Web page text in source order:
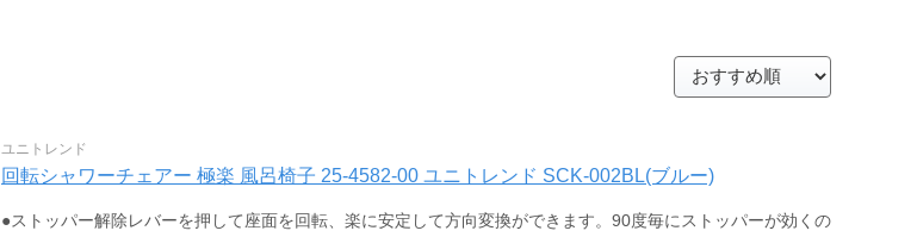
ユニトレンド
回転シャワーチェアー 極楽 風呂椅子 25-4582-00 ユニトレンド SCK-002BL(ブルー)
●ストッパー解除レバーを押して座面を回転、楽に安定して方向変換ができます。90度毎にストッパーが効くの